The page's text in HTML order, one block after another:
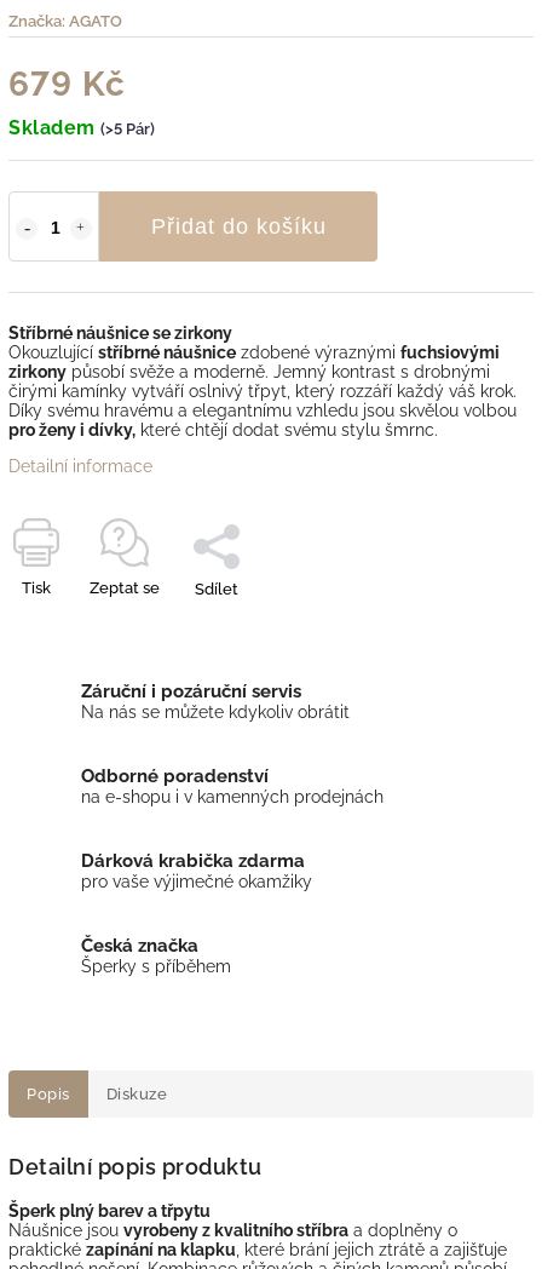
Značka: AGATO
679 Kč
Skladem (>5 Pár)
Přidat do košíku
Stříbrné náušnice se zirkony
Okouzlující stříbrné náušnice zdobené výraznými fuchsiovými
zirkony působí svěže a moderně. Jemný kontrast s drobnými
čirými kamínky vytváří oslnivý třpyt, který rozzáří každý váš krok.
Díky svému hravému a elegantnímu vzhledu jsou skvělou volbou
pro ženy i dívky, které chtějí dodat svému stylu šmrnc.
Detailní informace
Tisk Zeptat se Sdílet
Záruční i pozáruční servis
Na nás se můžete kdykoliv obrátit
Odborné poradenství
na e-shopu i v kamenných prodejnách
Dárková krabička zdarma
pro vaše výjimečné okamžiky
Česká značka
Šperky s příběhem
Popis Diskuze
Detailní popis produktu
Šperk plný barev a třpytu
Náušnice jsou vyrobeny z kvalitního stříbra a doplněny o
praktické zapínání na klapku , které brání jejich ztrátě a zajišťuje